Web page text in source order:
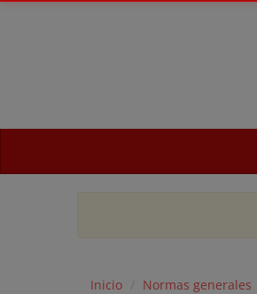
Inicio Normas generales